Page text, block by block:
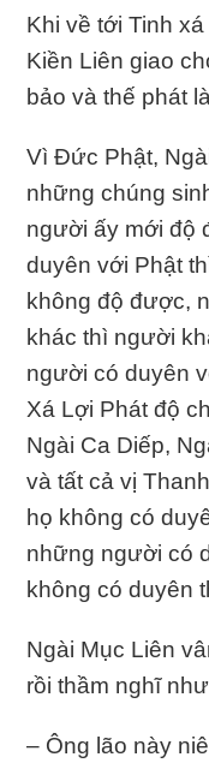
Khi về tới Tinh
Kiền Liên giao
bảo và thế phát
Vì Đức Phật,
những chúng
người ấy mới độ
duyên với Phật
không độ được,
khác thì người
người có duyên
Xá Lợi Phát độ
Ngài Ca Diếp,
và tất cả vị
họ không có
những người có
không có duyên
Ngài Mục Liên
rồi thầm nghĩ
– Ông lão này